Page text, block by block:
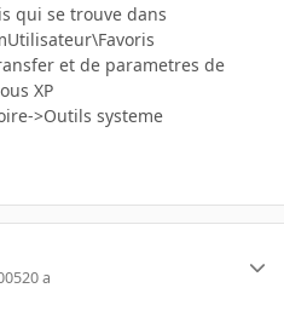
qui se trouve dans
et de parametres de
XP
>Outils systeme
20 a